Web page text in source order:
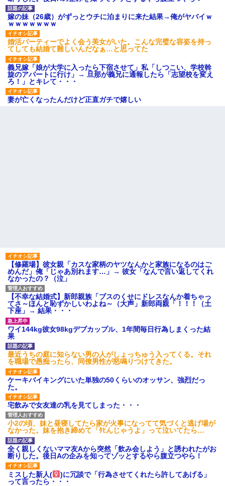
嫁の妹（26歳）がずっとウチに泊まりに来た結果→俺がヤバイｗ
ｗｗｗｗｗｗｗ
婚活パーティーでよく会う美女がいた。こんな完璧な容姿を持っ
てしても結婚て難しいんだなぁ…と思ってた
義兄嫁「娘が大学に入ったら下宿させて」私「しつこい、学校斡
旋のアパートに行け」→ 旦那が義兄に通報したら「志望校を変え
ろ！」とキレて・・・
妻が亡くなったんだけど正直ガチで嬉しい
【修羅場】彼女親「カスな家柄のヤツなんかと家族になるのはご
めんだ」俺「じゃあ別れます…」→ 彼女「なんで言い返してくれ
なかったの？（泣」
【不幸な結婚式】新郎親族「ブスのくせにドレスなんか着ちゃっ
てさ～ほんと恥ずかしいわよね～（大声」新郎両親「！！！（土
下座」→ 結果・・・
ワイ144kg彼女98kgデブカップル、1年間毎日行為しまくった結
果
最近うちの庭に知らない男の人がしょっちゅう入ってくる。それ
を職場で愚痴ったら、同僚男性が怒鳴りつけてきた。
ケーキバイキングにいた単独の50くらいのオッサン、強烈だっ
た。
宅飲みで女友達の乳を見てしまった・・・
小2の頃、妹と昼寝してたら家が火事になってて気づくと逃げ場が
なかった。妹を抱き締めて「ﾀﾋんじゃうよ」って泣いてたら…
全く親しくないママ友Aから突然「飲み会しよう」と誘われたがお
断りした。後日Aの企みを知ってゾッとするやら腹立つやら！
ミスした新人(
)に冗談で「行為させてくれたら許してあげる」
って言ったら・・・